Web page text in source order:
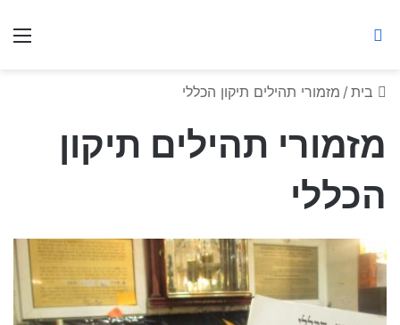
בית / מזמורי תהילים תיקון הכללי
מזמורי תהילים תיקון
הכללי